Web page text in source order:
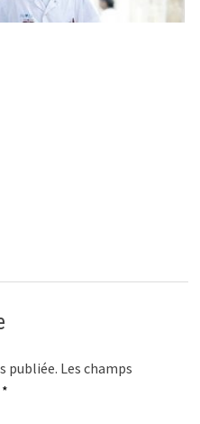
publiée. Les champs
*